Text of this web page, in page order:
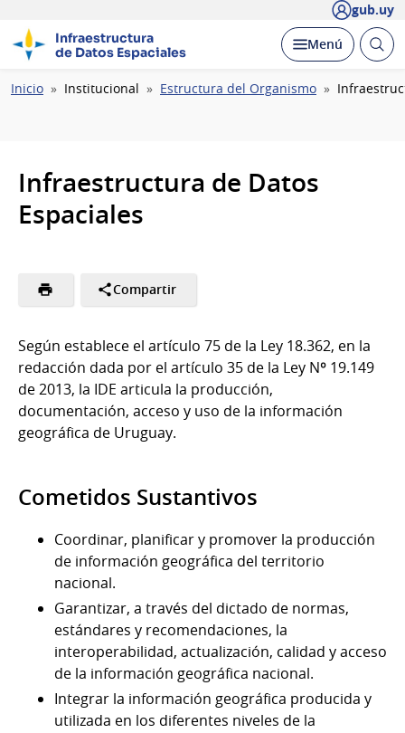
gub.uy
Infraestructura
de Datos Espaciales
Desplegar
Menú Abrir
Ruta
Inicio Institucional Estructura del Organismo
Infraestructura de Datos
Espaciales
Compartir
Según establece el artículo 75 de la Ley 18.362, en la
redacción dada por el artículo 35 de la Ley Nº 19.149
de 2013, la IDE articula la producción,
documentación, acceso y uso de la información
geográfica de Uruguay.
Cometidos Sustantivos
Coordinar, planificar y promover la producción
de información geográfica del territorio
nacional.
Garantizar, a través del dictado de normas,
estándares y recomendaciones, la
interoperabilidad, actualización, calidad y acceso
de la información geográfica nacional.
Integrar la información geográfica producida y
utilizada en los diferentes niveles de la